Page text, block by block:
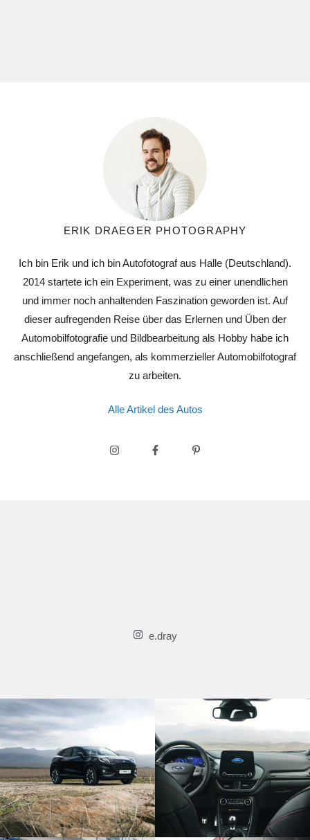
ERIK DRAEGER PHOTOGRAPHY
Ich bin Erik und ich bin Autofotograf aus Halle (Deutschland).
2014 startete ich ein Experiment, was zu einer unendlichen
und immer noch anhaltenden Faszination geworden ist. Auf
dieser aufregenden Reise über das Erlernen und Üben der
Automobilfotografie und Bildbearbeitung als Hobby habe ich
anschließend angefangen, als kommerzieller Automobilfotograf
zu arbeiten.
Alle Artikel des Autos
e.dray